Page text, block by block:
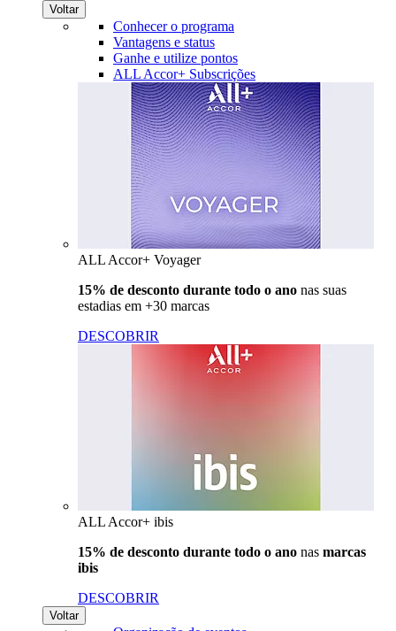
Voltar
Conhecer o programa
Vantagens e status
Ganhe e utilize pontos
ALL Accor+ Subscrições
ALL Accor+ Voyager
15% de desconto durante todo o ano nas suas
estadias em +30 marcas
DESCOBRIR
ALL Accor+ ibis
15% de desconto durante todo o ano nas marcas
ibis
DESCOBRIR
Voltar